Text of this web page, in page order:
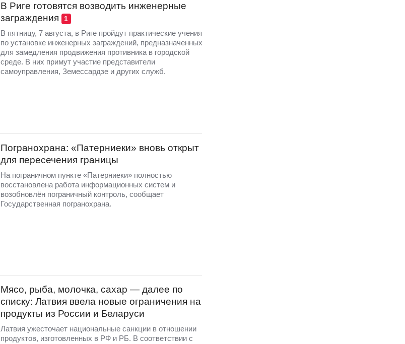
В Риге готовятся возводить инженерные
заграждения
1
В пятницу, 7 августа, в Риге пройдут практические учения
по установке инженерных заграждений, предназначенных
для замедления продвижения противника в городской
среде. В них примут участие представители
самоуправления, Земессардзе и других служб.
Погранохрана: «Патерниеки» вновь открыт
для пересечения границы
На пограничном пункте «Патерниеки» полностью
восстановлена работа информационных систем и
возобновлён пограничный контроль, сообщает
Государственная погранохрана.
Мясо, рыба, молочка, сахар — далее по
списку: Латвия ввела новые ограничения на
продукты из России и Беларуси
Латвия ужесточает национальные санкции в отношении
продуктов, изготовленных в РФ и РБ. В соответствии с